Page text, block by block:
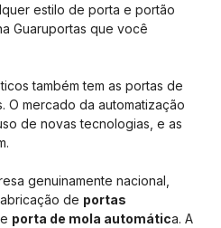
estilo de porta e portão
Guaruportas que você
também tem as portas de
O mercado da automatização
de novas tecnologias, e as
genuinamente nacional,
de portas
e porta de mola automática. A